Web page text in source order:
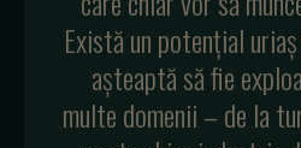
Există un potențial
așteaptă să fie
multe domenii – de la